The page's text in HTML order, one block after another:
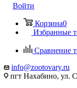
Войти
Корзина0
Избранные
Сравнение
info@zootovary.ru
пгт Нахабино, ул.